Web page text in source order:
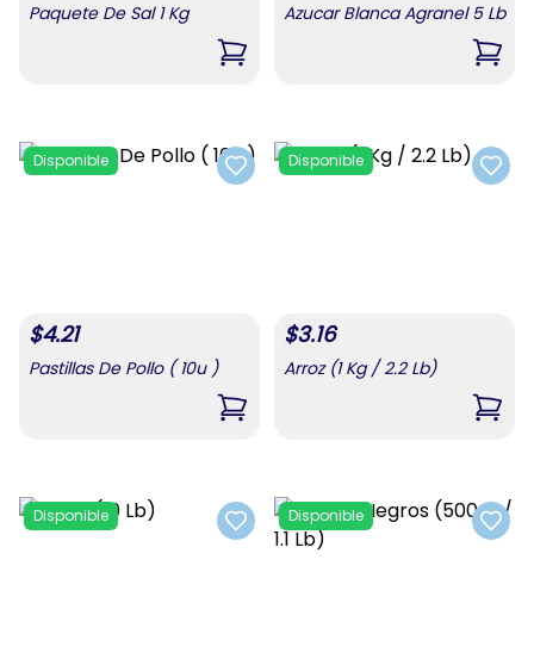
Paquete De Sal 1 Kg
,Paquete De Sal 1 Kg
Azucar Blanca Agranel 5 Lb
,
Add to favorites
Disponible
$4.21
Pastillas De Pollo ( 10u )
,Pastillas De Pollo ( 10u )
Add
Disponible
$3.16
Arroz (1 Kg / 2.2 Lb)
,
Add to favorites
Disponible
Add
Disponible